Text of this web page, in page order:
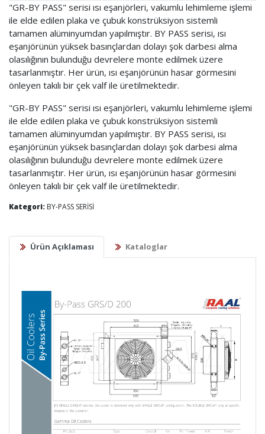
"GR-BY PASS" serisi ısı eşanjörleri, vakumlu lehimleme işlemi
ile elde edilen plaka ve çubuk konstrüksiyon sistemli
tamamen alüminyumdan yapılmıştır. BY PASS serisi, ısı
eşanjörünün yüksek basınçlardan dolayı şok darbesi alma
olasılığının bulunduğu devrelere monte edilmek üzere
tasarlanmıştır. Her ürün, ısı eşanjörünün hasar görmesini
önleyen takılı bir çek valf ile üretilmektedir.
"GR-BY PASS" serisi ısı eşanjörleri, vakumlu lehimleme işlemi
ile elde edilen plaka ve çubuk konstrüksiyon sistemli
tamamen alüminyumdan yapılmıştır. BY PASS serisi, ısı
eşanjörünün yüksek basınçlardan dolayı şok darbesi alma
olasılığının bulunduğu devrelere monte edilmek üzere
tasarlanmıştır. Her ürün, ısı eşanjörünün hasar görmesini
önleyen takılı bir çek valf ile üretilmektedir.
Kategori: BY-PASS SERİSİ
Ürün Açıklaması Kataloglar